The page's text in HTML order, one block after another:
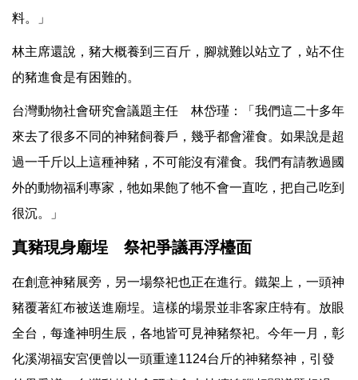
料。」
林主席還說，豬大概養到三百斤，腳就難以站立了，站不住
的豬進食是有困難的。
台灣動物社會研究會議題主任 林岱瑾：「我們這二十多年
來去了很多不同的神豬飼養戶，幾乎都會灌食。如果說是超
過一千斤以上這種神豬，不可能沒有灌食。我們有請教過國
外的動物福利專家，牠如果飽了牠不會一直吃，把自己吃到
很沉。」
真豬現身廟埕 祭祀爭議再浮檯面
在創意神豬展旁，另一場祭祀也正在進行。鐵架上，一頭神
豬覆著紅布被送進廟埕。這樣的場景並非客家庄特有。放眼
全台，每逢神明生辰，各地皆可見神豬祭祀。今年一月，彰
化溪湖福安宮便曾以一頭重達1124台斤的神豬祭神，引發